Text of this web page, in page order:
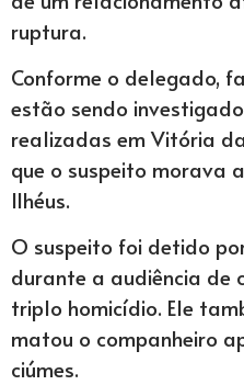
ruptura.
Conforme o delegado,
estão sendo
realizadas em Vitória
que o suspeito morava
Ilhéus.
O suspeito foi detido
durante a audiência de
triplo homicídio. Ele
matou o companheiro
ciúmes.